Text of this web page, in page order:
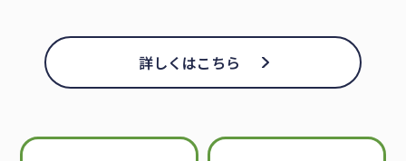
詳しくはこちら